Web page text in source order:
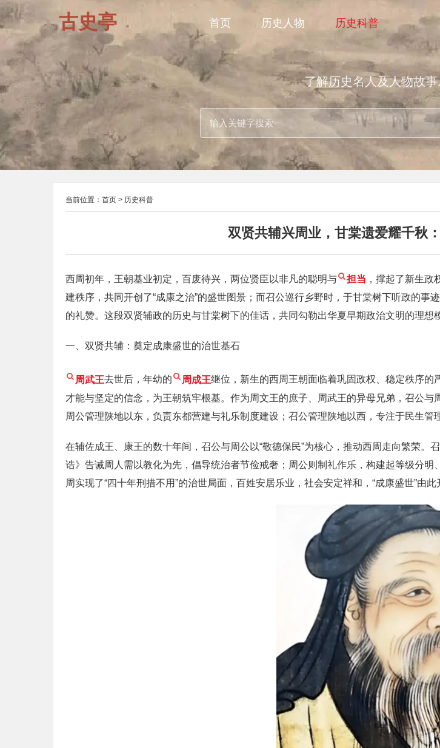
古史亭 首页 历史人物 历史科普
了解历史名人及人物故
当前位置： 首页 > 历史科普
双贤共辅兴周业，甘棠遗爱耀千秋
西周初年，王朝基业初定，百废待兴，两位贤臣以非凡的聪明与 担当 ，撑起了新生政
建秩序，共同开创了“成康之治”的盛世图景；而召公巡行乡野时，于甘棠树下听政的事
的礼赞。这段双贤辅政的历史与甘棠树下的佳话，共同勾勒出华夏早期政治文明的理想
一、双贤共辅：奠定成康盛世的治世基石
周武王去世后，年幼的 周成王继位，新生的西周王朝面临着巩固政权、稳定秩序
才能与坚定的信念，为王朝筑牢根基。作为周文王的庶子、周武王的异母兄弟，召公
周公管理陕地以东，负责东都营建与礼乐制度建设；召公管理陕地以西，专注于民生管
在辅佐成王、康王的数十年间，召公与周公以“敬德保民”为核心，推动西周走向繁荣
诰》告诫周人需以教化为先，倡导统治者节俭戒奢；周公则制礼作乐，构建起等级分
周实现了“四十年刑措不用”的治世局面，百姓安居乐业，社会安定祥和，“成康盛世”由